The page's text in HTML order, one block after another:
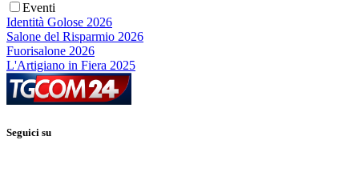
Eventi
Identità Golose 2026
Salone del Risparmio 2026
Fuorisalone 2026
L'Artigiano in Fiera 2025
Seguici su